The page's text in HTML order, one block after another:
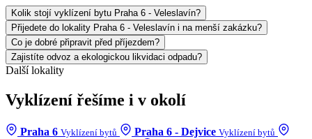
Kolik stojí vyklízení bytu Praha 6 - Veleslavín?
Přijedete do lokality Praha 6 - Veleslavín i na menší zakázku?
Co je dobré připravit před příjezdem?
Zajistíte odvoz a ekologickou likvidaci odpadu?
Další lokality
Vyklízení řešíme i v okolí
Praha 6 Vyklízení bytů Praha 6 - Dejvice Vyklízení bytů